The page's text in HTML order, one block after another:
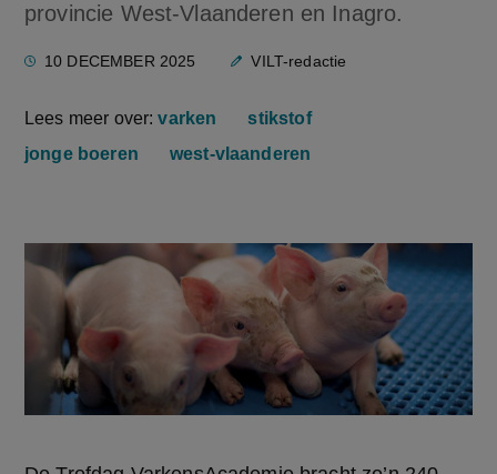
provincie West-Vlaanderen en Inagro.
10 DECEMBER 2025 VILT-redactie
Lees meer over:varken
stikstof
jonge boeren
west-vlaanderen